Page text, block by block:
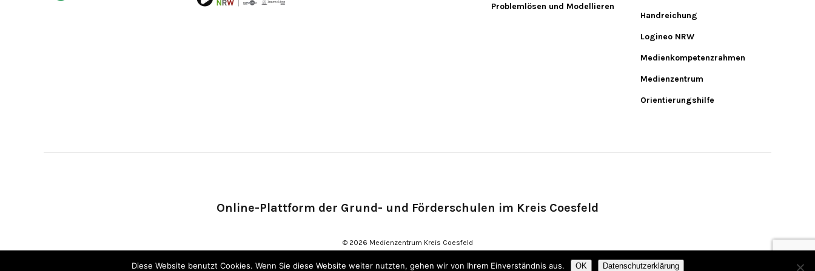
Problemlösen und Modellieren
Handreichung
Logineo NRW
Medienkompetenzrahmen
Medienzentrum
Orientierungshilfe
Online-Plattform der Grund- und Förderschulen im Kreis Coesfeld
© 2026 Medienzentrum Kreis Coesfeld
Diese Website benutzt Cookies. Wenn Sie diese Website weiter nutzten, gehen wir von Ihrem Einverständnis aus. OK Datenschutzerklärung